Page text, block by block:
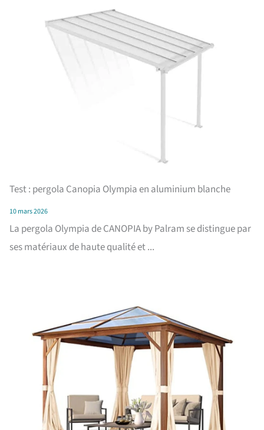
Test : pergola Canopia Olympia en aluminium blanche
10 mars 2026
La pergola Olympia de CANOPIA by Palram se distingue par
ses matériaux de haute qualité et ...